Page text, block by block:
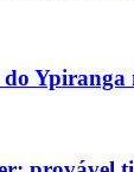
Ypiranga